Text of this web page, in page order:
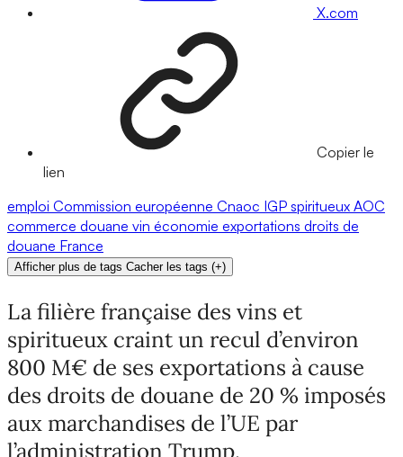
X.com
Copier le
lien
emploi Commission européenne Cnaoc IGP spiritueux AOC
commerce douane vin économie exportations droits de
douane France
Afficher plus de tags Cacher les tags (+)
La filière française des vins et
spiritueux craint un recul d’environ
800 M€ de ses exportations à cause
des droits de douane de 20 % imposés
aux marchandises de l’UE par
l’administration Trump.